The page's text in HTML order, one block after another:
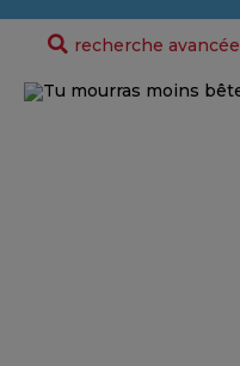
recherche avancée